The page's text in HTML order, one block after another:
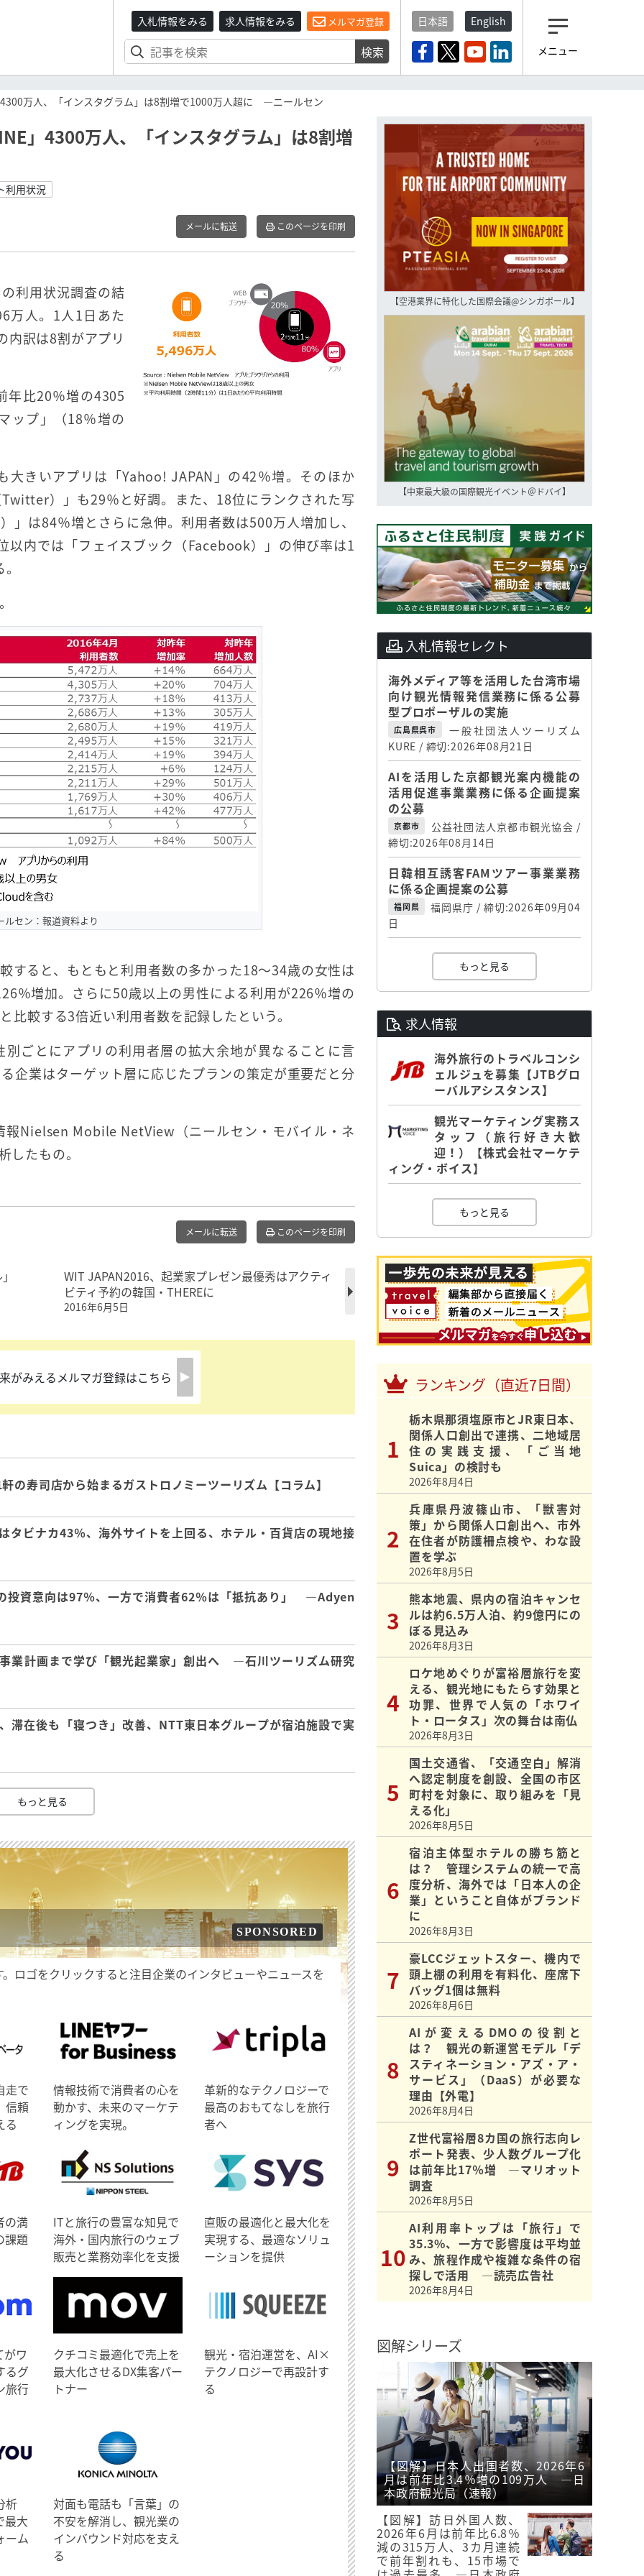
入札情報をみる 求人情報をみる メルマガ登録
検索
日本語 English
メニュー
万人、「インスタグラム」は8割増で1000万人超に ―ニールセン
」4300万人、「インスタグラム」は8割増
利用状況
メールに転送 このページを印刷
利用状況調査の結
万人。1人1日あた
内訳は8割がアプリ
年比20％増の4305
ップ」（18％増の
きいアプリは「Yahoo! JAPAN」の42％増。そのほか
）」も29％と好調。また、18位にランクされた写
は84％増とさらに急伸。利用者数は500万人増加し、
内では「フェイスブック（Facebook）」の伸び率は1
ルセン：報道資料より
すると、もともと利用者数の多かった18～34歳の女性は
％増加。さらに50歳以上の男性による利用が226％増の
較する3倍近い利用者数を記録したという。
ごとにアプリの利用者層の拡大余地が異なることに言
企業はターゲット層に応じたプランの策定が重要だと分
Nielsen Mobile NetView（ニールセン・モバイル・ネ
したもの。
メールに転送 このページを印刷
WIT JAPAN2016、起業家プレゼン最優秀はアクティ
ビティ予約の韓国・THEREに
2016年6月5日
がみえるメルマガ登録はこちら
の寿司店から始まるガストロノミーツーリズム【コラム】
タビナカ43％、海外サイトを上回る、ホテル・百貨店の現地接
投資意向は97％、一方で消費者62％は「抵抗あり」 ―Adyen
業計画まで学び「観光起業家」創出へ ―石川ツーリズム研究
滞在後も「寝つき」改善、NTT東日本グループが宿泊施設で実
もっと見る
SPONSORED
ロゴをクリックすると注目企業のインタビューやニュースを
走で
信頼
る
情報技術で消費者の心を
動かす、未来のマーケテ
ィングを実現。
革新的なテクノロジーで
最高のおもてなしを旅行
者へ
の満
課題
ITと旅行の豊富な知見で
海外・国内旅行のウェブ
販売と業務効率化を支援
直販の最適化と最大化を
実現する、最適なソリュ
ーションを提供
がワ
るグ
旅行
クチコミ最適化で売上を
最大化させるDX集客パー
トナー
観光・宿泊運営を、AI×
テクノロジーで再設計す
る
析
最大
ーム
対面も電話も「言葉」の
不安を解消し、観光業の
インバウンド対応を支え
る
【空港業界に特化した国際会議@シンガポール】
【中東最大級の国際観光イベント＠ドバイ】
入札情報セレクト
海外メディア等を活用した台湾市場
向け観光情報発信業務に係る公募
型プロポーザルの実施
広島県呉市
一般社団法人ツーリズム
KURE / 締切:2026年08月21日
AIを活用した京都観光案内機能の
活用促進事業業務に係る企画提案
の公募
京都市
公益社団法人京都市観光協会 /
締切:2026年08月14日
日韓相互誘客FAMツアー事業業務
に係る企画提案の公募
福岡県
福岡県庁 / 締切:2026年09月04
日
もっと見る
求人情報
海外旅行のトラベルコンシ
ェルジュを募集【JTBグロ
ーバルアシスタンス】
観光マーケティング実務ス
タッフ（旅行好き大歓
迎！）【株式会社マーケテ
ィング・ボイス】
もっと見る
ランキング（直近7日間）
栃木県那須塩原市とJR東日本、
関係人口創出で連携、二地域居
住の実践支援、「ご当地
Suica」の検討も
2026年8月4日
兵庫県丹波篠山市、「獣害対
策」から関係人口創出へ、市外
在住者が防護柵点検や、わな設
置を学ぶ
2026年8月5日
熊本地震、県内の宿泊キャンセ
ルは約6.5万人泊、約9億円にの
ぼる見込み
2026年8月3日
ロケ地めぐりが富裕層旅行を変
える、観光地にもたらす効果と
功罪、世界で人気の「ホワイ
ト・ロータス」次の舞台は南仏
2026年8月3日
国土交通省、「交通空白」解消
へ認定制度を創設、全国の市区
町村を対象に、取り組みを「見
える化」
2026年8月5日
宿泊主体型ホテルの勝ち筋と
は？ 管理システムの統一で高
度分析、海外では「日本人の企
業」ということ自体がブランド
に
2026年8月3日
豪LCCジェットスター、機内で
頭上棚の利用を有料化、座席下
バッグ1個は無料
2026年8月6日
AIが変えるDMOの役割と
は？ 観光の新運営モデル「デ
スティネーション・アズ・ア・
サービス」（DaaS）が必要な
理由【外電】
2026年8月4日
Z世代富裕層8カ国の旅行志向レ
ポート発表、少人数グループ化
は前年比17％増 ―マリオット
調査
2026年8月5日
AI利用率トップは「旅行」で
35.3%、一方で影響度は平均並
み、旅程作成や複雑な条件の宿
探しで活用 ―読売広告社
2026年8月4日
図解シリーズ
【図解】日本人出国者数、2026年6
月は前年比3.4％増の109万人 ―日
本政府観光局（速報）
【図解】訪日外国人数、
2026年6月は前年比6.8％
減の315万人、3カ月連続
で前年割れも、15市場で
観光産業ニュース「トラベ
登録済みですよね？
もし未だ登録していないなら…
いますぐ登録する